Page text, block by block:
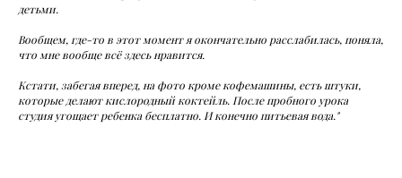
детьми.
Вообщем, где-то в этот момент я окончательно расслабилась, поняла,
что мне вообще всё здесь нравится.
Кстати, забегая вперед, на фото кроме кофемашины, есть штуки,
которые делают кислородный коктейль. После пробного урока
студия угощает ребенка бесплатно. И конечно питьевая вода."